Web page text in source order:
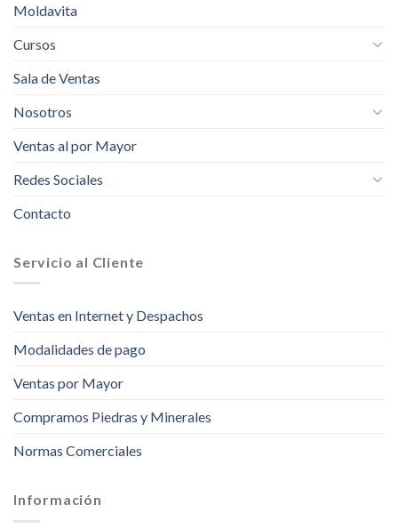
Moldavita
Cursos
Sala de Ventas
Nosotros
Ventas al por Mayor
Redes Sociales
Contacto
Servicio al Cliente
Ventas en Internet y Despachos
Modalidades de pago
Ventas por Mayor
Compramos Piedras y Minerales
Normas Comerciales
Información